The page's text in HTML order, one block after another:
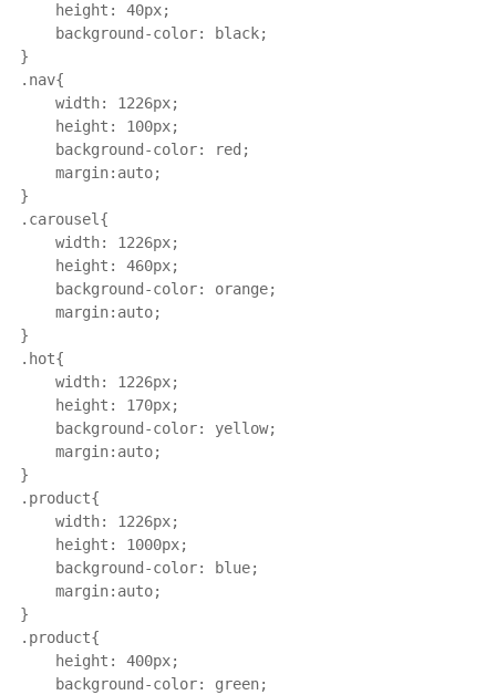
height: 40px;
background-color: black;
}
.nav{
width: 1226px;
height: 100px;
background-color: red;
margin:auto;
}
.carousel{
width: 1226px;
height: 460px;
background-color: orange;
margin:auto;
}
.hot{
width: 1226px;
height: 170px;
background-color: yellow;
margin:auto;
}
.product{
width: 1226px;
height: 1000px;
background-color: blue;
margin:auto;
}
.product{
height: 400px;
background-color: green;